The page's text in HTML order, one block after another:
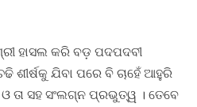
ହାସଲ କରି ବଡ଼ ପଦପଦବୀ
ଶୀର୍ଷକୁ ଯିବା ପରେ ବି ଚାହେଁ ଆହୁରି
ଓ ତା ସହ ସଂଲଗ୍ନ ପ୍ରଭୁତ୍ୱ । ତେବେ